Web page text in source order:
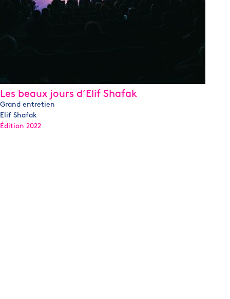
Les beaux jours d’Elif Shafak
Grand entretien
Elif Shafak
Édition 2022